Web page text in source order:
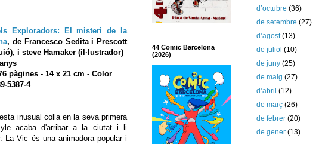
Exploradors: El misteri de la
, de Francesco Sedita i Prescott
i steve Hamaker (il·lustrador)
pàgines - 14 x 21 cm - Color
5387-4
inusual colla en la seva primera
acaba d'arribar a la ciutat i li
La Vic és una animadora popular i
44 Comic Barcelona
(2026)
d’octubre(36)
de setembre(27)
d’agost(13)
de juliol(10)
de juny(25)
de maig(27)
d’abril(12)
de març(26)
de febrer(20)
de gener(13)